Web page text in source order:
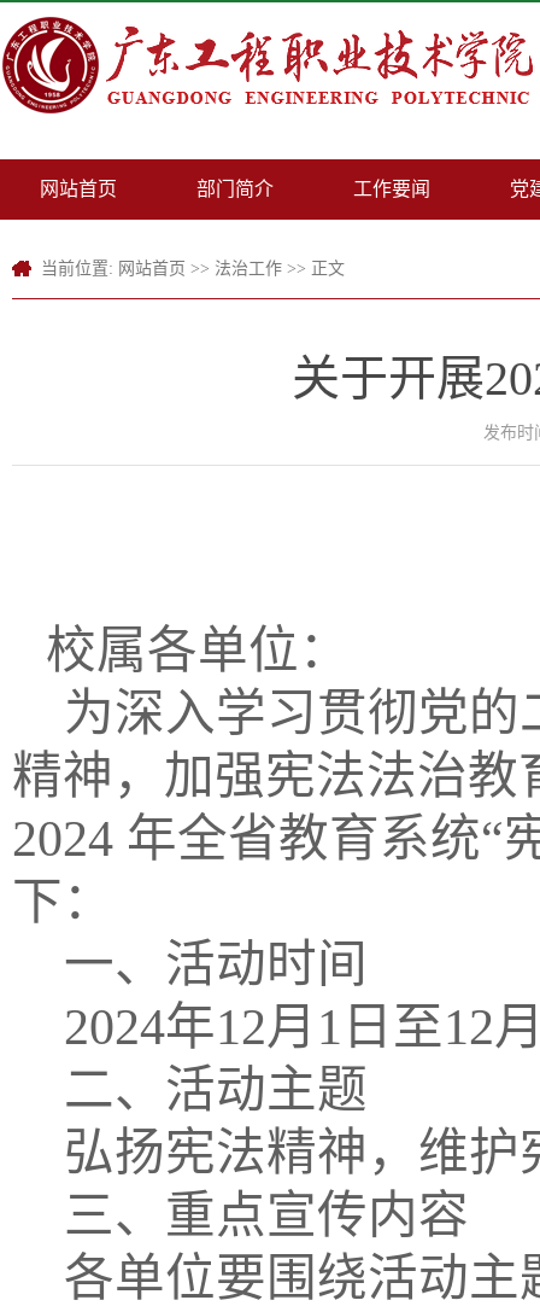
网站首页 部门简介 工作要闻 党
当前位置: 网站首页 >> 法治工作 >> 正文
关于开展
发布时
校属各单位：
为深入学习贯彻党
精神，加强宪法法治
2024 年全省教育系统“
下：
一、活动时间
2024年12月 1 日至12
二、活动主题
弘扬宪法精神，维护
三、重点宣传内容
各单位要围绕活动主